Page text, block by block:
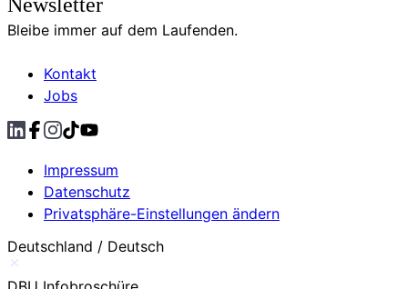
Bleibe immer auf dem Laufenden.
Kontakt
Jobs
Impressum
Datenschutz
Privatsphäre-Einstellungen ändern
Deutschland / Deutsch